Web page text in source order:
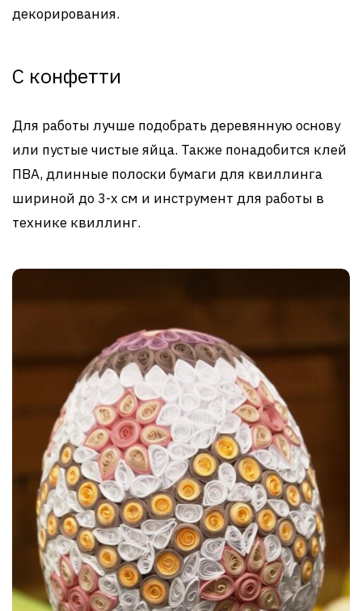
декорирования.
С конфетти
Для работы лучше подобрать деревянную основу
или пустые чистые яйца. Также понадобится клей
ПВА, длинные полоски бумаги для квиллинга
шириной до 3-х см и инструмент для работы в
технике квиллинг.